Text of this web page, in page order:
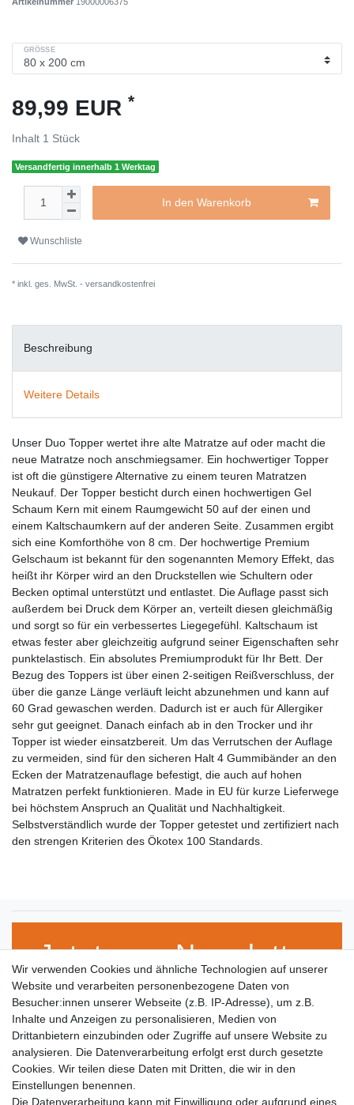
GRÖSSE
89,99 EUR *
Inhalt 1 Stück
Versandfertig innerhalb 1 Werktag
In den Warenkorb
Wunschliste
* inkl. ges. MwSt. - versandkostenfrei
Beschreibung
Weitere Details
Unser Duo Topper wertet ihre alte Matratze auf oder macht die
neue Matratze noch anschmiegsamer. Ein hochwertiger Topper
ist oft die günstigere Alternative zu einem teuren Matratzen
Neukauf. Der Topper besticht durch einen hochwertigen Gel
Schaum Kern mit einem Raumgewicht 50 auf der einen und
einem Kaltschaumkern auf der anderen Seite. Zusammen ergibt
sich eine Komforthöhe von 8 cm. Der hochwertige Premium
Gelschaum ist bekannt für den sogenannten Memory Effekt, das
heißt ihr Körper wird an den Druckstellen wie Schultern oder
Becken optimal unterstützt und entlastet. Die Auflage passt sich
außerdem bei Druck dem Körper an, verteilt diesen gleichmäßig
und sorgt so für ein verbessertes Liegegefühl. Kaltschaum ist
etwas fester aber gleichzeitig aufgrund seiner Eigenschaften sehr
punktelastisch. Ein absolutes Premiumprodukt für Ihr Bett. Der
Bezug des Toppers ist über einen 2-seitigen Reißverschluss, der
über die ganze Länge verläuft leicht abzunehmen und kann auf
60 Grad gewaschen werden. Dadurch ist er auch für Allergiker
sehr gut geeignet. Danach einfach ab in den Trocker und ihr
Topper ist wieder einsatzbereit. Um das Verrutschen der Auflage
zu vermeiden, sind für den sicheren Halt 4 Gummibänder an den
Ecken der Matratzenauflage befestigt, die auch auf hohen
Matratzen perfekt funktionieren. Made in EU für kurze Lieferwege
bei höchstem Anspruch an Qualität und Nachhaltigkeit.
Selbstverständlich wurde der Topper getestet und zertifiziert nach
den strengen Kriterien des Ökotex 100 Standards.
Jetzt zum Newsletter
anmelden!
VORNAME NACHNAME
Wir verwenden Cookies und ähnliche Technologien auf unserer
Website und verarbeiten personenbezogene Daten von
Besucher:innen unserer Webseite (z.B. IP-Adresse), um z.B.
Inhalte und Anzeigen zu personalisieren, Medien von
Drittanbietern einzubinden oder Zugriffe auf unsere Website zu
analysieren. Die Datenverarbeitung erfolgt erst durch gesetzte
Cookies. Wir teilen diese Daten mit Dritten, die wir in den
Einstellungen benennen.
Die Datenverarbeitung kann mit Einwilligung oder aufgrund eines